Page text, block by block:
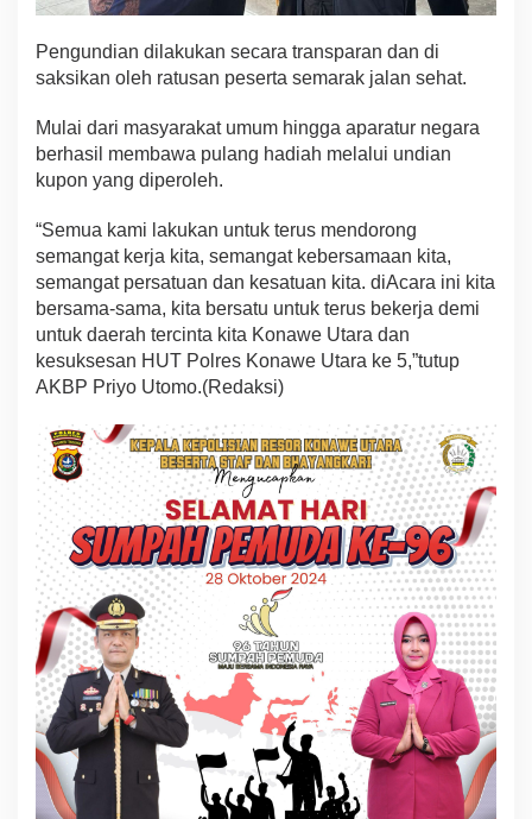
Pengundian dilakukan secara transparan dan di
saksikan oleh ratusan peserta semarak jalan sehat.
Mulai dari masyarakat umum hingga aparatur negara
berhasil membawa pulang hadiah melalui undian
kupon yang diperoleh.
“Semua kami lakukan untuk terus mendorong
semangat kerja kita, semangat kebersamaan kita,
semangat persatuan dan kesatuan kita. diAcara ini kita
bersama-sama, kita bersatu untuk terus bekerja demi
untuk daerah tercinta kita Konawe Utara dan
kesuksesan HUT Polres Konawe Utara ke 5,”tutup
AKBP Priyo Utomo.(Redaksi)